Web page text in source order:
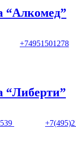
“Алкомед”
+74951501278
“Либерти”